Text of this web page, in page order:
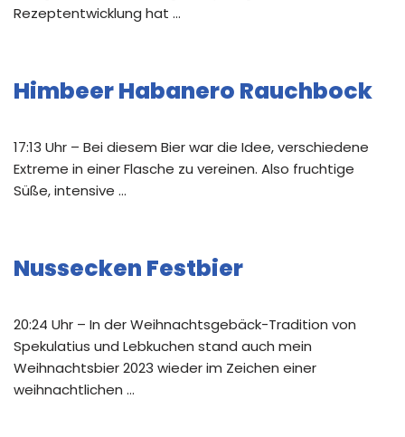
Rezeptentwicklung hat …
Himbeer Habanero Rauchbock
17:13 Uhr – Bei diesem Bier war die Idee, verschiedene
Extreme in einer Flasche zu vereinen. Also fruchtige
Süße, intensive …
Nussecken Festbier
20:24 Uhr – In der Weihnachtsgebäck-Tradition von
Spekulatius und Lebkuchen stand auch mein
Weihnachtsbier 2023 wieder im Zeichen einer
weihnachtlichen …